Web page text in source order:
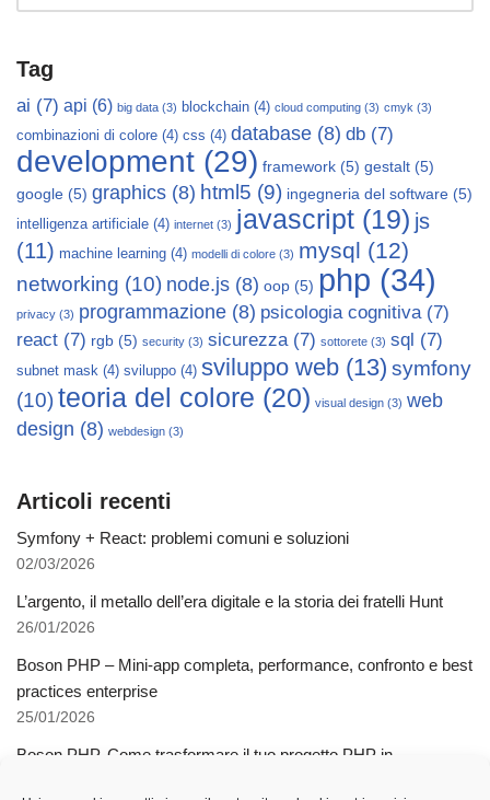
Tag
ai (7) api (6) big data (3) blockchain (4) cloud computing (3) cmyk (3)
combinazioni di colore (4) css (4) database (8) db (7)
development (29) framework (5) gestalt (5)
google (5) graphics (8) html5 (9) ingegneria del software (5)
intelligenza artificiale (4) internet (3) javascript (19) js
(11) machine learning (4) modelli di colore (3) mysql (12)
networking (10) node.js (8) oop (5) php (34)
privacy (3) programmazione (8) psicologia cognitiva(7)
react (7) rgb (5) security (3) sicurezza(7) sottorete (3) sql (7)
subnet mask (4) sviluppo (4) sviluppo web (13) symfony
(10)teoria del colore (20) visual design (3) web
design (8) webdesign (3)
Articoli recenti
Symfony + React: problemi comuni e soluzioni
02/03/2026
L’argento, il metallo dell’era digitale e la storia dei fratelli Hunt
26/01/2026
Boson PHP – Mini-app completa, performance, confronto e best
practices enterprise
25/01/2026
Boson PHP. Come trasformare il tuo progetto PHP in